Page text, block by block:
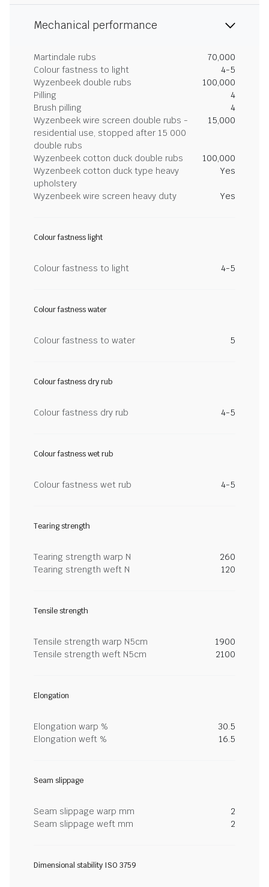
Mechanical performance
Martindale rubs
70,000
Colour fastness to light
4-5
Wyzenbeek double rubs
100,000
Pilling
4
Brush pilling
4
Wyzenbeek wire screen double rubs -
residential use, stopped after 15 000
double rubs
15,000
Wyzenbeek cotton duck double rubs
100,000
Wyzenbeek cotton duck type heavy
upholstery
Yes
Wyzenbeek wire screen heavy duty Yes
Colour fastness light
Colour fastness to light 4-5
Colour fastness water
Colour fastness to water 5
Colour fastness dry rub
Colour fastness dry rub 4-5
Colour fastness wet rub
Colour fastness wet rub 4-5
Tearing strength
Tearing strength warp N
260
Tearing strength weft N
120
Tensile strength
Tensile strength warp N5cm
1900
Tensile strength weft N5cm
2100
Elongation
Elongation warp %
30.5
Elongation weft %
16.5
Seam slippage
Seam slippage warp mm
2
Seam slippage weft mm
2
Dimensional stability ISO 3759